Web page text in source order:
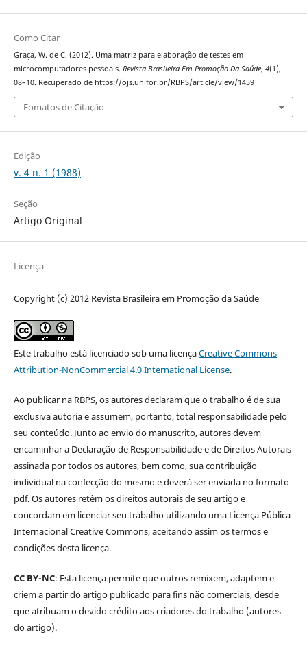
Como Citar
Graça, W. de C. (2012). Uma matriz para elaboração de testes em
microcomputadores pessoais. Revista Brasileira Em Promoção Da Saúde, 4(1),
08–10. Recuperado de https://ojs.unifor.br/RBPS/article/view/1459
Fomatos de Citação
Edição
v. 4 n. 1 (1988)
Seção
Artigo Original
Licença
Copyright (c) 2012 Revista Brasileira em Promoção da Saúde
Este trabalho está licenciado sob uma licençaCreative Commons
Attribution-NonCommercial 4.0 International License.
Ao publicar na RBPS, os autores declaram que o trabalho é de sua
exclusiva autoria e assumem, portanto, total responsabilidade pelo
seu conteúdo. Junto ao envio do manuscrito, autores devem
encaminhar a Declaração de Responsabilidade e de Direitos Autorais
assinada por todos os autores, bem como, sua contribuição
individual na confecção do mesmo e deverá ser enviada no formato
pdf. Os autores retêm os direitos autorais de seu artigo e
concordam em licenciar seu trabalho utilizando uma Licença Pública
Internacional Creative Commons, aceitando assim os termos e
condições desta licença.
CC BY-NC: Esta licença permite que outros remixem, adaptem e
criem a partir do artigo publicado para fins não comerciais, desde
que atribuam o devido crédito aos criadores do trabalho (autores
do artigo).